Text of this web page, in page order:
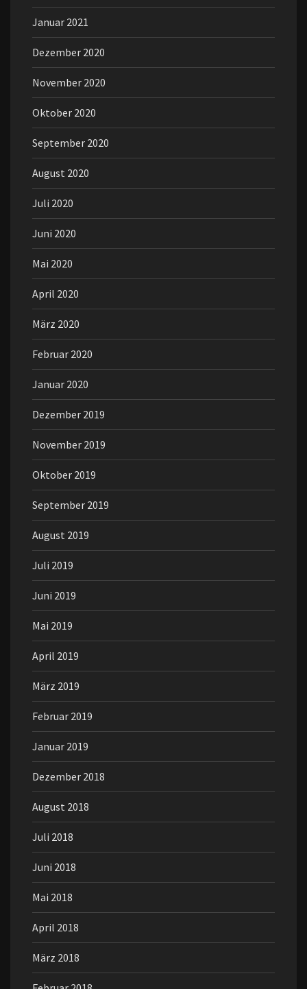
Januar 2021
Dezember 2020
November 2020
Oktober 2020
September 2020
August 2020
Juli 2020
Juni 2020
Mai 2020
April 2020
März 2020
Februar 2020
Januar 2020
Dezember 2019
November 2019
Oktober 2019
September 2019
August 2019
Juli 2019
Juni 2019
Mai 2019
April 2019
März 2019
Februar 2019
Januar 2019
Dezember 2018
August 2018
Juli 2018
Juni 2018
Mai 2018
April 2018
März 2018